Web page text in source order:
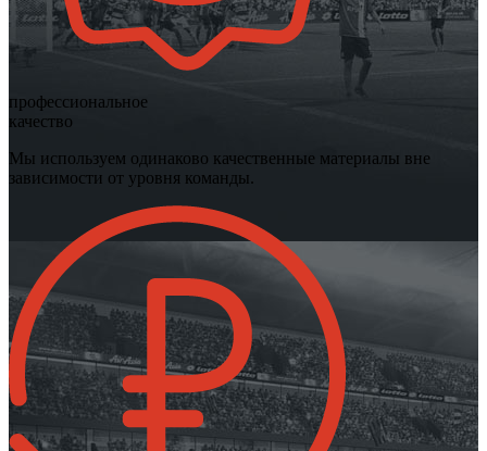
профессиональное
качество
Мы используем одинаково качественные материалы вне
зависимости от уровня команды.